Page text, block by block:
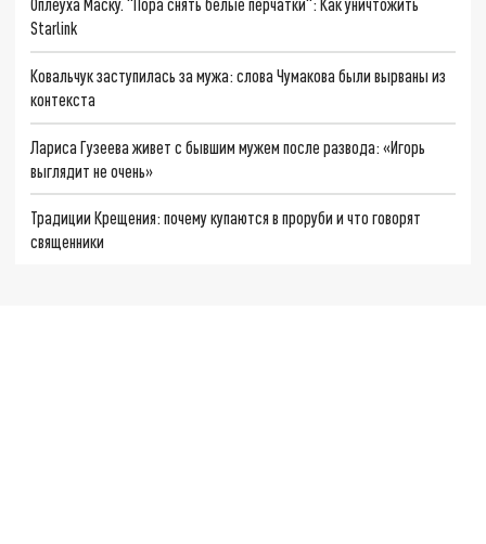
Starlink
Ковальчук заступилась за мужа: слова Чумакова были вырваны из
контекста
Лариса Гузеева живет с бывшим мужем после развода: «Игорь
выглядит не очень»
Традиции Крещения: почему купаются в проруби и что говорят
священники